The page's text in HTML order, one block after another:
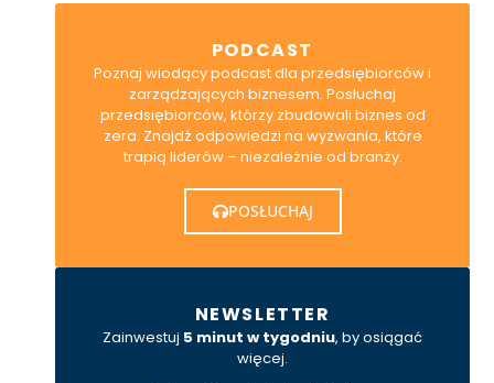
PODCAST
Poznaj wiodący podcast dla przedsiębiorców i
zarządzających biznesem. Posłuchaj
przedsiębiorców, którzy zbudowali biznes od
zera. Znajdź odpowiedzi na wyzwania, które
trapią liderów – niezależnie od branży.
POSŁUCHAJ
NEWSLETTER
Zainwestuj 5 minut w tygodniu, by osiągać
więcej.